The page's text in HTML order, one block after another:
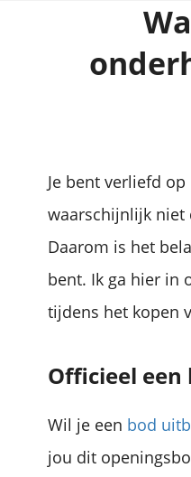
Je bent verliefd
waarschijnlijk niet
Daarom is het
bent. Ik ga hier in
tijdens het kopen
Officieel een
Wil je een bod
jou dit